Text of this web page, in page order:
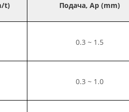
t) Подача, Ap (mm)
0.3 ~ 1.5
0.3 ~ 1.0